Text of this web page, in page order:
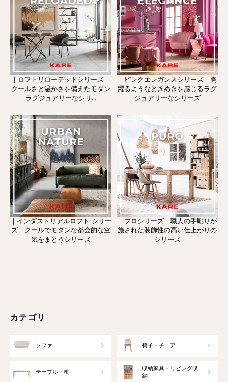
｜ロフトリローデッドシリーズ｜
クールさと温かさを備えたモダン
ラグジュアリーなシリ...
｜ピンクエレガンスシリーズ｜胸
躍るようなときめきを感じるラグ
ジュアリーなシリーズ
｜インダストリアルロフト シリー
ズ｜クールでモダンな都会的な空
気をまとうシリーズ
｜プロシリーズ｜職人の手彫りが
施された装飾性の高い仕上がりの
シリーズ
カテゴリ
ソファ 椅子・チェア
テーブル・机
収納家具・リビング収
納